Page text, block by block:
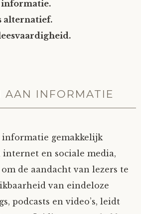
informatie.
alternatief.
AAN INFORMATIE
gemakkelijk
en sociale media,
de aandacht van lezers te
van eindeloze
podcasts en video’s, leidt